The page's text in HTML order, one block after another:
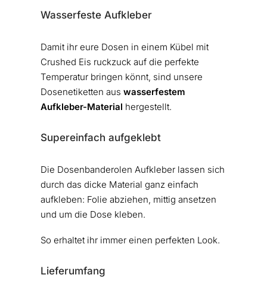
Wasserfeste Aufkleber
Damit ihr eure Dosen in einem Kübel mit
Crushed Eis ruckzuck auf die perfekte
Temperatur bringen könnt, sind unsere
Dosenetiketten aus wasserfestem
Aufkleber-Material hergestellt.
Supereinfach aufgeklebt
Die Dosenbanderolen Aufkleber lassen sich
durch das dicke Material ganz einfach
aufkleben: Folie abziehen, mittig ansetzen
und um die Dose kleben.
So erhaltet ihr immer einen perfekten Look.
Lieferumfang